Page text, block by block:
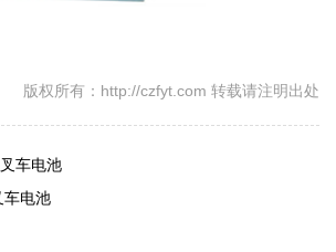
版权所有：http://czfyt.com 转载请注明出处
车电池
车电池